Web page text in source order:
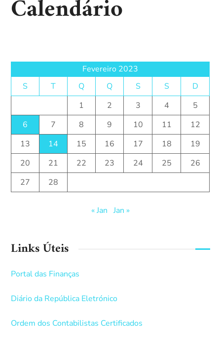
Calendário
Fevereiro 2023
S
T Q Q S S
D
1
2 3 4
5
6
7 8 9 10 11
12
13
14 15 16 17 18
19
20
21 22 23 24 25
26
27
28
« Jan Jan »
Links Úteis
Portal das Finanças
Diário da República Eletrónico
Ordem dos Contabilistas Certificados